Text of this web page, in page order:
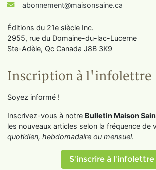
abonnement@maisonsaine.ca
Éditions du 21e siècle Inc.
2955, rue du Domaine-du-lac-Lucerne
Ste-Adèle, Qc Canada J8B 3K9
Inscription à l'infolettre
Soyez informé !
Inscrivez-vous à notre Bulletin Maison
les nouveaux articles selon la fréquence de
quotidien, hebdomadaire ou mensuel.
S'inscrire à l'infolettre